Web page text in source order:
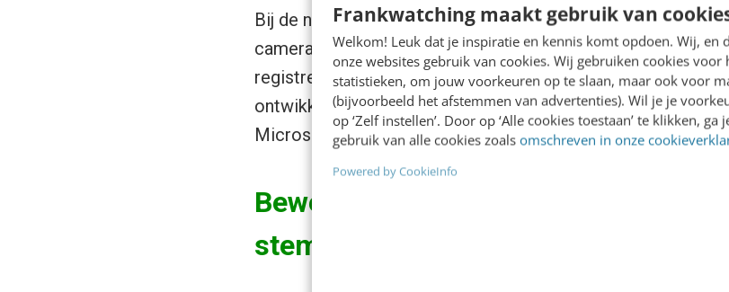
Frankwatching maakt gebruik van
Welkom! Leuk dat je inspiratie en kennis komt opdoen. Wij, en
onze websites gebruik van cookies. Wij gebruiken cookies voor
statistieken, om jouw voorkeuren op te slaan, maar ook voor
(bijvoorbeeld het afstemmen van advertenties). Wil je je
op ‘Zelf instellen’. Door op ‘Alle cookies toestaan’ te klikken,
gebruik van alle cookies zoals omschreven in onze
Powered by CookieInfo
Bij de nieuwe Xbox One wordt optioneel een Kinect-sensor
camera (met ingebouwde microfoon) die niet alleen beeld,
registreren. De Kinect is al een paar jaar beschikbaar en
ontwikkeltijd van ongeveer een jaar. Het wordt gezien als
Microsoft.
Beweging,
stem of